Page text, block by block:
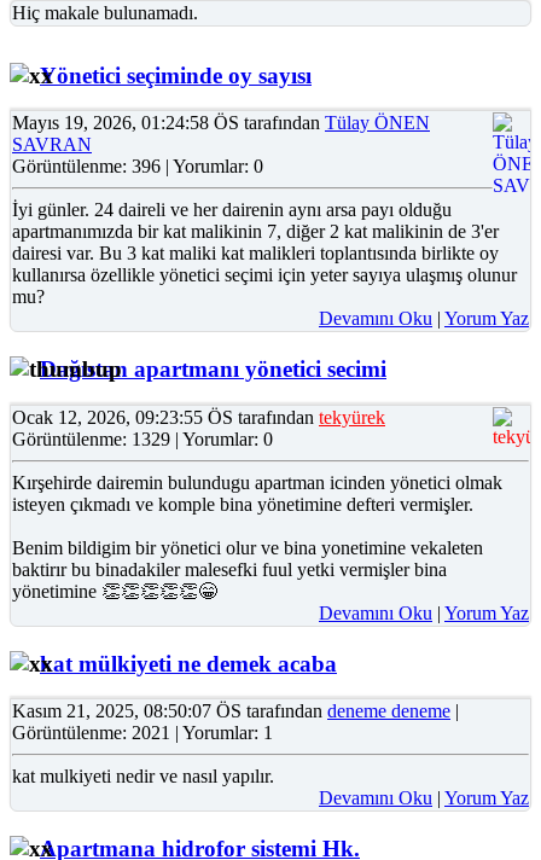
Hiç makale bulunamadı.
Yönetici seçiminde oy sayısı
Mayıs 19, 2026, 01:24:58 ÖS tarafından Tülay ÖNEN
SAVRAN
Görüntülenme: 396 | Yorumlar: 0
İyi günler. 24 daireli ve her dairenin aynı arsa payı olduğu
apartmanımızda bir kat malikinin 7, diğer 2 kat malikinin de 3'er
dairesi var. Bu 3 kat maliki kat malikleri toplantısında birlikte oy
kullanırsa özellikle yönetici seçimi için yeter sayıya ulaşmış olunur
mu?
Devamını Oku | Yorum Yaz
Dağıstan apartmanı yönetici secimi
Ocak 12, 2026, 09:23:55 ÖS tarafından tekyürek
Görüntülenme: 1329 | Yorumlar: 0
Kırşehirde dairemin bulundugu apartman icinden yönetici olmak
isteyen çıkmadı ve komple bina yönetimine defteri vermişler.
Benim bildigim bir yönetici olur ve bina yonetimine vekaleten
baktirır bu binadakiler malesefki fuul yetki vermişler bina
yönetimine 👏👏👏👏👏😁
Devamını Oku | Yorum Yaz
kat mülkiyeti ne demek acaba
Kasım 21, 2025, 08:50:07 ÖS tarafından deneme deneme |
Görüntülenme: 2021 | Yorumlar: 1
kat mulkiyeti nedir ve nasıl yapılır.
Devamını Oku | Yorum Yaz
Apartmana hidrofor sistemi Hk.